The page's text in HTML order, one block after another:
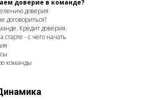
доверие в команде?
доверия
договориться?
Кредит доверия.
старте - с чего начать
команды